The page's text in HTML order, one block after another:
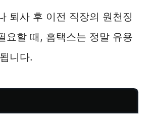
퇴사 후 이전 직장의 원천징
요할 때, 홈택스는 정말 유용
니다.